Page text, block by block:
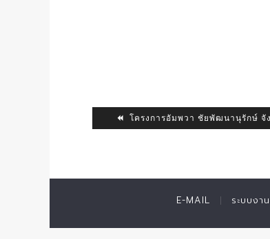
โครงการอัมพวา ชัยพัฒนานุรักษ์ จั
E-MAIL ระบบงา